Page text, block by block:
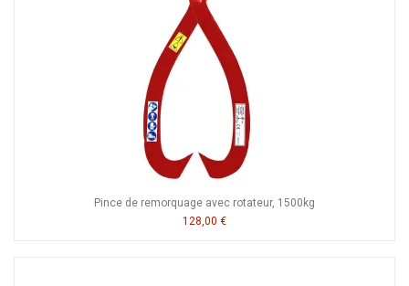
Pince de remorquage avec rotateur, 1500kg
128,00 €